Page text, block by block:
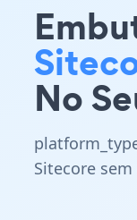
No
Sitecore